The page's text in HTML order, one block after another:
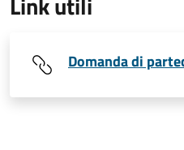
Domanda di